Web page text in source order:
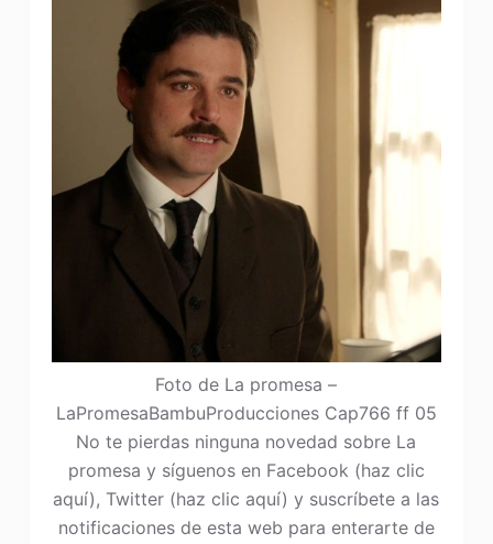
Foto de La promesa –
LaPromesaBambuProducciones Cap766 ff 05
No te pierdas ninguna novedad sobre La
promesa y síguenos en Facebook (haz clic
aquí), Twitter (haz clic aquí) y suscríbete a las
notificaciones de esta web para enterarte de